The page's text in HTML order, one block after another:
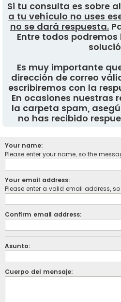
Si tu consulta es sobre
a tu vehículo no uses
no se dará respuesta.
Entre todos
Es muy importante
dirección de correo
escribiremos con la
En ocasiones nuestras
la carpeta spam,
no has recibido
Your name:
Please enter your name, so the
Your email address:
Please enter a valid email address,
Confirm email address:
Asunto:
Cuerpo del mensaje: